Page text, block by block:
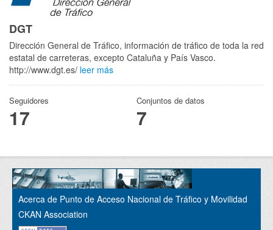
DGT
Dirección General de Tráfico, información de tráfico de toda la red
estatal de carreteras, excepto Cataluña y País Vasco.
http://www.dgt.es/ leer más
Seguidores
17
Conjuntos de datos
7
Acerca de Punto de Acceso Nacional de Tráfico y Movilidad
CKAN Association